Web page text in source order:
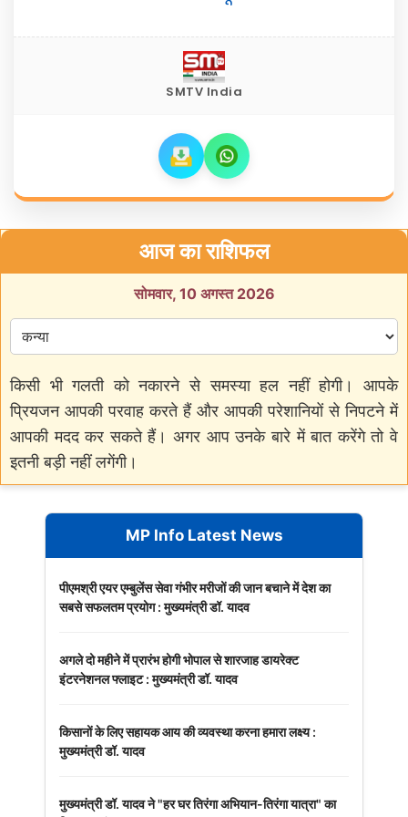
SMTV India
आज का राशिफल
सोमवार, 10 अगस्त 2026
किसी भी गलती को नकारने से समस्या हल नहीं होगी। आपके
प्रियजन आपकी परवाह करते हैं और आपकी परेशानियों से निपटने में
आपकी मदद कर सकते हैं। अगर आप उनके बारे में बात करेंगे तो वे
इतनी बड़ी नहीं लगेंगी।
MP Info Latest News
पीएमश्री एयर एम्बुलेंस सेवा गंभीर मरीजों की जान बचाने में देश का
सबसे सफलतम प्रयोग : मुख्यमंत्री डॉ. यादव
अगले दो महीने में प्रारंभ होगी भोपाल से शारजाह डायरेक्ट
इंटरनेशनल फ्लाइट : मुख्यमंत्री डॉ. यादव
किसानों के लिए सहायक आय की व्यवस्था करना हमारा लक्ष्य :
मुख्यमंत्री डॉ. यादव
मुख्यमंत्री डॉ. यादव ने "हर घर तिरंगा अभियान-तिरंगा यात्रा" का